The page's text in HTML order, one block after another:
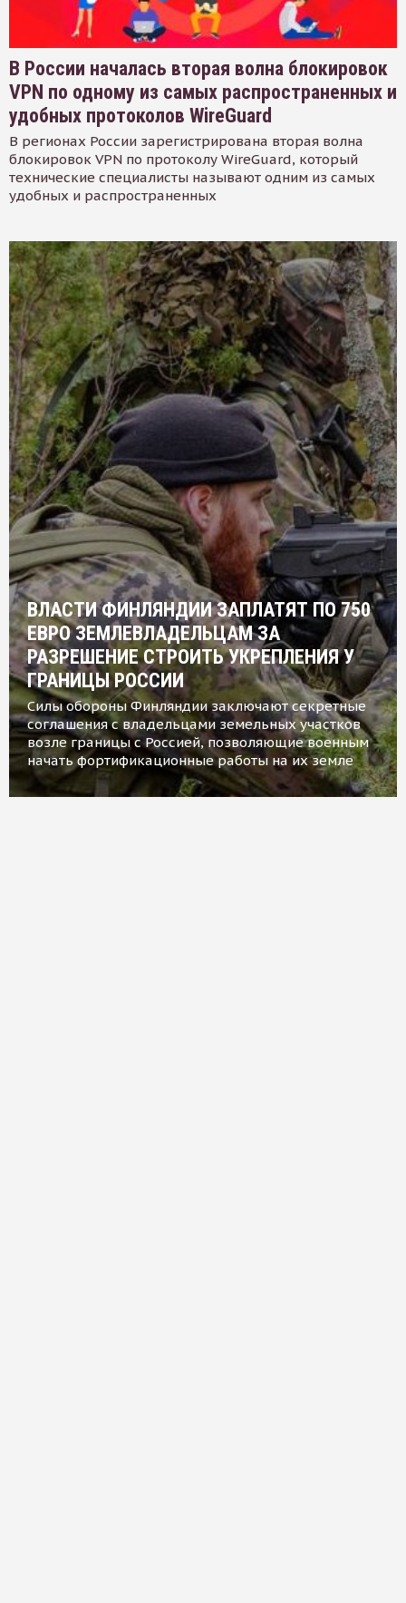
В России началась вторая волна блокировок
VPN по одному из самых распространенных и
удобных протоколов WireGuard
В регионах России зарегистрирована вторая волна
блокировок VPN по протоколу WireGuard, который
технические специалисты называют одним из самых
удобных и распространенных
ВЛАСТИ ФИНЛЯНДИИ ЗАПЛАТЯТ ПО 750
ЕВРО ЗЕМЛЕВЛАДЕЛЬЦАМ ЗА
РАЗРЕШЕНИЕ СТРОИТЬ УКРЕПЛЕНИЯ У
ГРАНИЦЫ РОССИИ
Силы обороны Финляндии заключают секретные
соглашения с владельцами земельных участков
возле границы с Россией, позволяющие военным
начать фортификационные работы на их земле